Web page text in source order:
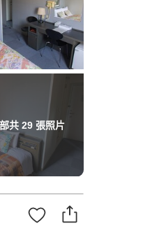
共 29張照片